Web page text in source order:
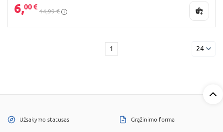
6,00 €
14,99 €
1 24
Užsakymo statusas Grąžinimo forma